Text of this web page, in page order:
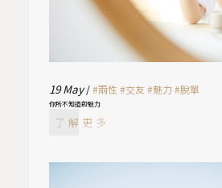
19May /#兩性 #交友 #魅力 #脫單
你所不知道的魅力
了解更多